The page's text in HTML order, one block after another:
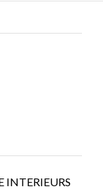
INTERIEURS